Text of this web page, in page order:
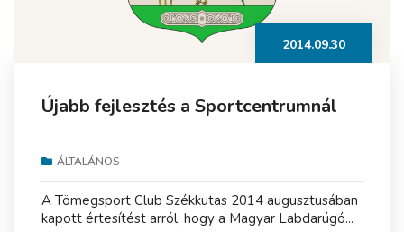
2014.09.30
Újabb fejlesztés a Sportcentrumnál
ÁLTALÁNOS
A Tömegsport Club Székkutas 2014 augusztusában
kapott értesítést arról, hogy a Magyar Labdarúgó...